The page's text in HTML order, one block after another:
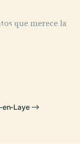
que merece la
en-Laye